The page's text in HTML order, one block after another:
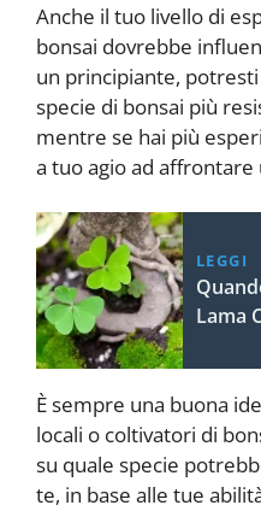
Anche il tuo livello di
bonsai dovrebbe
un principiante,
specie di bonsai più
mentre se hai più
a tuo agio ad
LEGGI
Lama
È sempre una buona
locali o coltivatori di
su quale specie
te, in base alle tue